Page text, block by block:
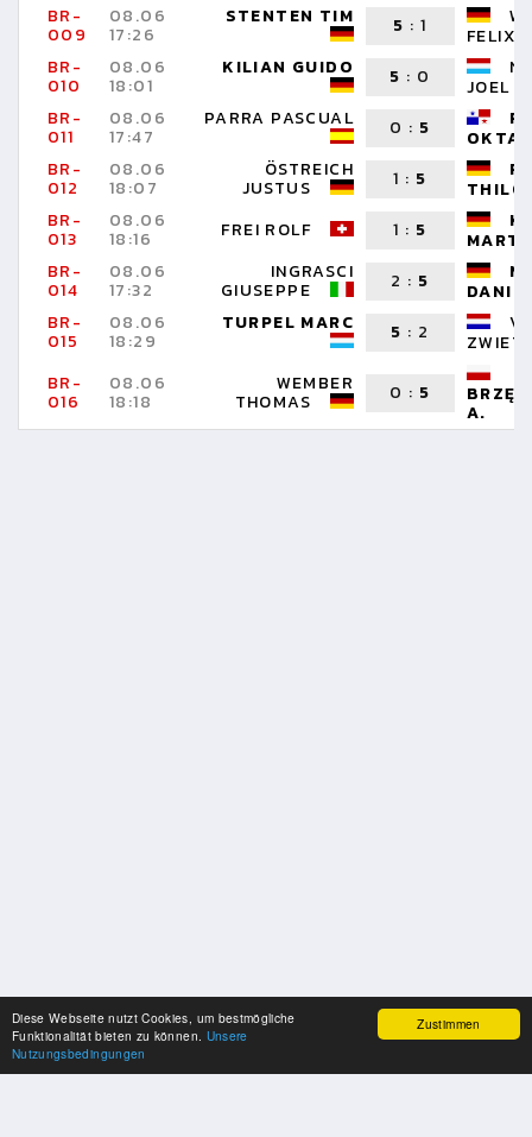
Zustimmen
Diese Webseite nutzt Cookies, um bestmögliche
Funktionalität bieten zu können. Unsere
Nutzungsbedingungen
BR-
009
08.06
17:26
STENTEN TIM 5 :1
FELIX
BR-
010
08.06
18:01
KILIAN GUIDO 5 : 0
JOEL
BR-
011
08.06
17:47
PARRA PASCUAL 0 : 5
OKTAY
BR-
012
08.06
18:07
ÖSTREICH
JUSTUS 1 : 5
THILO
BR-
013
08.06
18:16 FREI ROLF 1 : 5
BR-
014
08.06
17:32
INGRASCI
GIUSEPPE 2 : 5
BR-
015
08.06
18:29
TURPEL MARC 5 : 2
BR-
016
08.06
18:18
WEMBER
THOMAS 0 : 5
A.